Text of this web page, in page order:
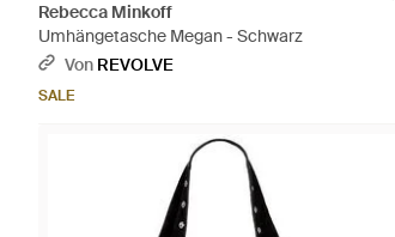
Rebecca Minkoff
Umhängetasche Megan - Schwarz
Von REVOLVE
SALE